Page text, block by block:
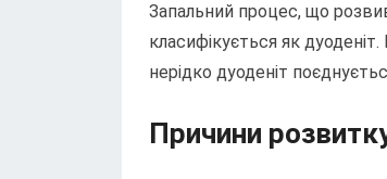
Запальний процес, що
класифікується як дуоденіт.
нерідко дуоденіт
Причини